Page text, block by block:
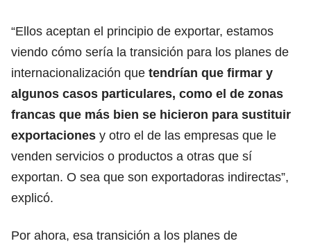
“Ellos aceptan el principio de exportar, estamos
viendo cómo sería la transición para los planes de
internacionalización que tendrían que firmar y
algunos casos particulares, como el de zonas
francas que más bien se hicieron para sustituir
exportaciones y otro el de las empresas que le
venden servicios o productos a otras que sí
exportan. O sea que son exportadoras indirectas”,
explicó.
Por ahora, esa transición a los planes de